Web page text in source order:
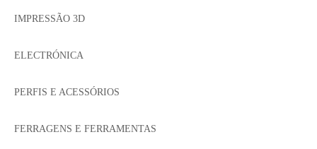
IMPRESSÃO 3D
ELECTRÓNICA
PERFIS E ACESSÓRIOS
FERRAGENS E FERRAMENTAS